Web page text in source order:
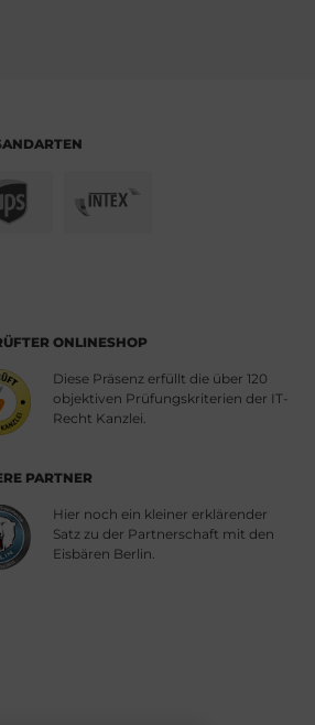
ONLINESHOP
Diese Präsenz erfüllt die über 120
objektiven Prüfungskriterien der IT-
Recht Kanzlei.
PARTNER
Hier noch ein kleiner erklärender
Satz zu der Partnerschaft mit den
Eisbären Berlin.